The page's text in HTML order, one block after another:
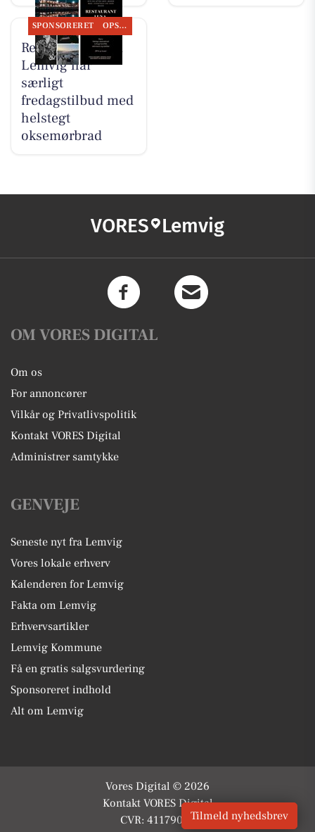
SPONSORERET OPSLAGSTAVLEN
Restaurant Luna
Lemvig har
særligt
fredagstilbud med
helstegt
oksemørbrad
VORES Lemvig
OM VORES DIGITAL
Om os
For annoncører
Vilkår og Privatlivspolitik
Kontakt VORES Digital
Administrer samtykke
GENVEJE
Seneste nyt fra Lemvig
Vores lokale erhverv
Kalenderen for Lemvig
Fakta om Lemvig
Erhvervsartikler
Lemvig Kommune
Få en gratis salgsvurdering
Sponsoreret indhold
Alt om Lemvig
Vores Digital © 2026
Kontakt VORES Digital
CVR: 41179082Tilmeld nyhedsbrev